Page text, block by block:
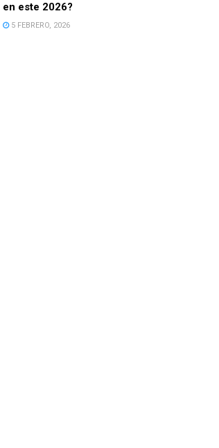
en este 2026?
5 FEBRERO, 2026